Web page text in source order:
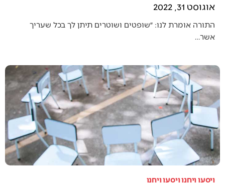
אוגוסט 31, 2022
התורה אומרת לנו: ״שופטים ושוטרים תיתן לך בכל שעריך
אשר…
ויסעו ויחנו ויסעו ויחנו